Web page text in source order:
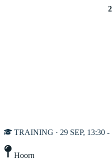
TRAINING · 29 SEP, 13:30 -
Hoorn